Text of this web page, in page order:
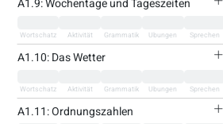
Wortschatz Aktivität Grammatik Übungen Sprechen
A1.10: Das Wetter
Wortschatz Aktivität Grammatik Übungen Sprechen
A1.11: Ordnungszahlen